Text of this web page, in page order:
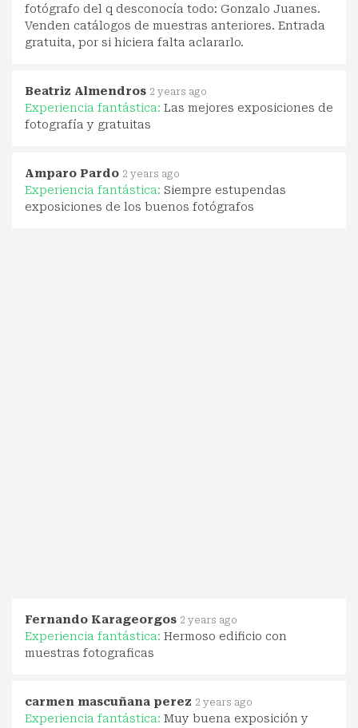
fotógrafo del q desconocía todo: Gonzalo Juanes.
Venden catálogos de muestras anteriores. Entrada
gratuita, por si hiciera falta aclararlo.
Beatriz Almendros 2 years ago
Experiencia fantástica: Las mejores exposiciones de
fotografía y gratuitas
Amparo Pardo 2 years ago
Experiencia fantástica: Siempre estupendas
exposiciones de los buenos fotógrafos
Fernando Karageorgos 2 years ago
Experiencia fantástica: Hermoso edificio con
muestras fotograficas
carmen mascuñana perez 2 years ago
Experiencia fantástica: Muy buena exposición y